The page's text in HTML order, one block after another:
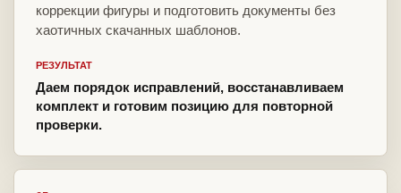
коррекции фигуры и подготовить документы без
хаотичных скачанных шаблонов.
РЕЗУЛЬТАТ
Даем порядок исправлений, восстанавливаем
комплект и готовим позицию для повторной
проверки.